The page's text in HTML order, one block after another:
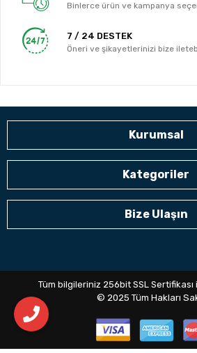
Binlerce ürün ve kampanya
7 / 24 DESTEK
Öneri ve şikayetlerinizi bize
Kurumsal
Kategoriler
Bize Ulaşın
Tüm bilgileriniz 256bit SSL Sertifikası
© 2025 Tüm Hakları